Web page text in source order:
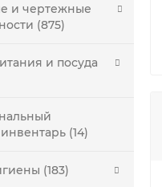
и чертежные
(875)
и посуда
(14)
(183)